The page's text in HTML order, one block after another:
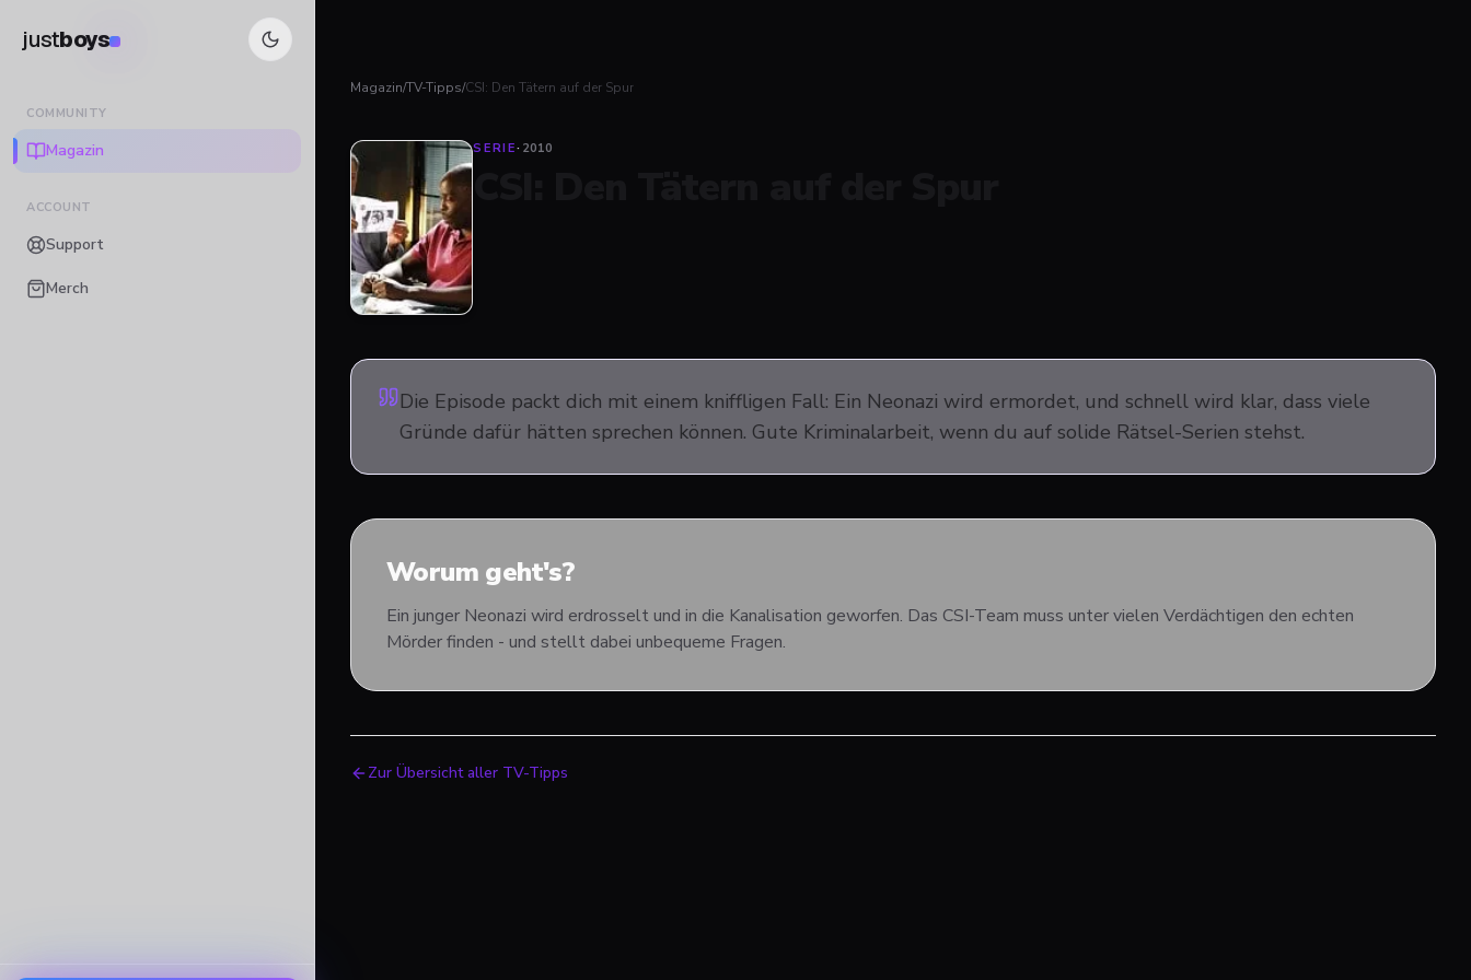
justboys
COMMUNITY
Magazin
ACCOUNT
Support
Merch
Magazin/TV-Tipps/CSI: Den Tätern auf der Spur
SERIE· 2010
Die Episode packt dich mit einem kniffligen Fall: Ein Neonazi wird ermordet, und schnell wird klar, dass viele
Gründe dafür hätten sprechen können. Gute Kriminalarbeit, wenn du auf solide Rätsel-Serien stehst.
Worum geht's?
Ein junger Neonazi wird erdrosselt und in die Kanalisation geworfen. Das CSI-Team muss unter vielen Verdächtigen den echten
Mörder finden - und stellt dabei unbequeme Fragen.
Zur Übersicht aller TV-Tipps